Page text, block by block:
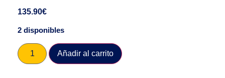
135.90€
2 disponibles
Añadir al carrito